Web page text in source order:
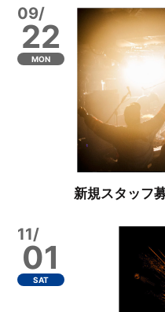
09/
22
MON
新規スタッフ
11/
01
SAT